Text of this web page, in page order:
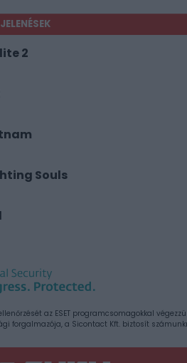
2
Souls
az ESET programcsomagokkal
forgalmazója, a Sicontact Kft. biztosít